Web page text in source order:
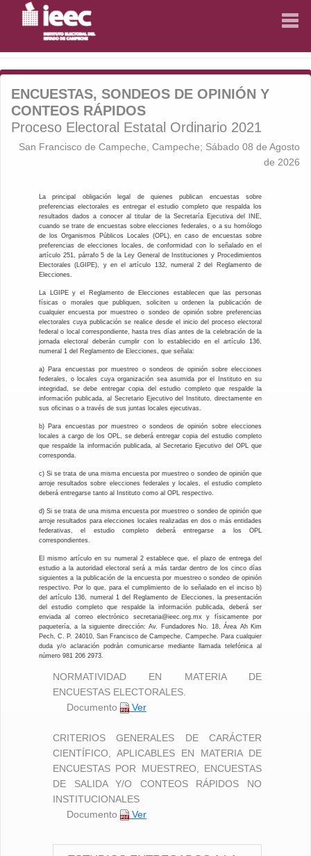
CONSEJO GENERAL
LEGISLACIÓN
RESULTADOS ELECTORALES
DIRECTORIO
EDUCACIÓN CÍVICA
GÉNERO Y DERECHOS HUMANOS
CANDIDATURA INDEPENDIENTES
CONSEJO GENERAL
LEGISLACIÓN
RESULTADOS ELECTORALES
DIRECTORIO
EDUCACIÓN CÍVICA
GÉNERO Y DERECHOS HUMANOS
CANDIDATURA INDEPENDIENTES
ENCUESTAS, SONDEOS DE OPINIÓN Y
CONTEOS RÁPIDOS
Proceso Electoral Estatal Ordinario 2021
San Francisco de Campeche, Campeche; Sábado 08 de Agosto
de 2026
La principal obligación legal de quienes publican encuestas sobre
preferencias electorales es entregar el estudio completo que respalda los
resultados dados a conocer al titular de la Secretaría Ejecutiva del INE,
cuando se trate de encuestas sobre elecciones federales, o a su homólogo
de los Organismos Públicos Locales (OPL), en caso de encuestas sobre
preferencias de elecciones locales, de conformidad con lo señalado en el
artículo 251, párrafo 5 de la Ley General de Instituciones y Procedimientos
Electorales (LGIPE), y en el artículo 132, numeral 2 del Reglamento de
Elecciones.
La LGIPE y el Reglamento de Elecciones establecen que las personas
físicas o morales que publiquen, soliciten u ordenen la publicación de
cualquier encuesta por muestreo o sondeo de opinión sobre preferencias
electorales cuya publicación se realice desde el inicio del proceso electoral
federal o local correspondiente, hasta tres días antes de la celebración de la
jornada electoral deberán cumplir con lo establecido en el artículo 136,
numeral 1 del Reglamento de Elecciones, que señala:
a) Para encuestas por muestreo o sondeos de opinión sobre elecciones
federales, o locales cuya organización sea asumida por el Instituto en su
integridad, se debe entregar copia del estudio completo que respalde la
información publicada, al Secretario Ejecutivo del Instituto, directamente en
sus oficinas o a través de sus juntas locales ejecutivas.
b) Para encuestas por muestreo o sondeos de opinión sobre elecciones
locales a cargo de los OPL, se deberá entregar copia del estudio completo
que respalde la información publicada, al Secretario Ejecutivo del OPL que
corresponda.
c) Si se trata de una misma encuesta por muestreo o sondeo de opinión que
arroje resultados sobre elecciones federales y locales, el estudio completo
deberá entregarse tanto al Instituto como al OPL respectivo.
d) Si se trata de una misma encuesta por muestreo o sondeo de opinión que
arroje resultados para elecciones locales realizadas en dos o más entidades
federativas, el estudio completo deberá entregarse a los OPL
correspondientes.
El mismo artículo en su numeral 2 establece que, el plazo de entrega del
estudio a la autoridad electoral será a más tardar dentro de los cinco días
siguientes a la publicación de la encuesta por muestreo o sondeo de opinión
respectivo. Por lo que, para el cumplimiento de lo señalado en el inciso b)
del artículo 136, numeral 1 del Reglamento de Elecciones, la presentación
del estudio completo que respalde la información publicada, deberá ser
enviada al correo electrónico secretaria@ieec.org.mx y físicamente por
paquetería, a la siguiente dirección: Av. Fundadores No. 18, Área Ah Kim
Pech, C. P. 24010, San Francisco de Campeche, Campeche. Para cualquier
duda y/o aclaración podrán comunicarse mediante llamada telefónica al
número 981 206 2973.
NORMATIVIDAD EN MATERIA DE
ENCUESTAS ELECTORALES.
Documento
Ver
CRITERIOS GENERALES DE CARÁCTER
CIENTÍFICO, APLICABLES EN MATERIA DE
ENCUESTAS POR MUESTREO, ENCUESTAS
DE SALIDA Y/O CONTEOS RÁPIDOS NO
INSTITUCIONALES
Documento
Ver